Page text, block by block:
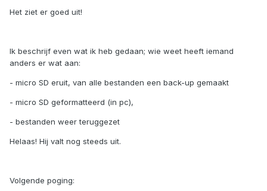
Het ziet er goed uit!
Ik beschrijf even wat ik heb gedaan; wie weet heeft iemand
anders er wat aan:
- micro SD eruit, van alle bestanden een back-up gemaakt
- micro SD geformatteerd (in pc),
- bestanden weer teruggezet
Helaas! Hij valt nog steeds uit.
Volgende poging: